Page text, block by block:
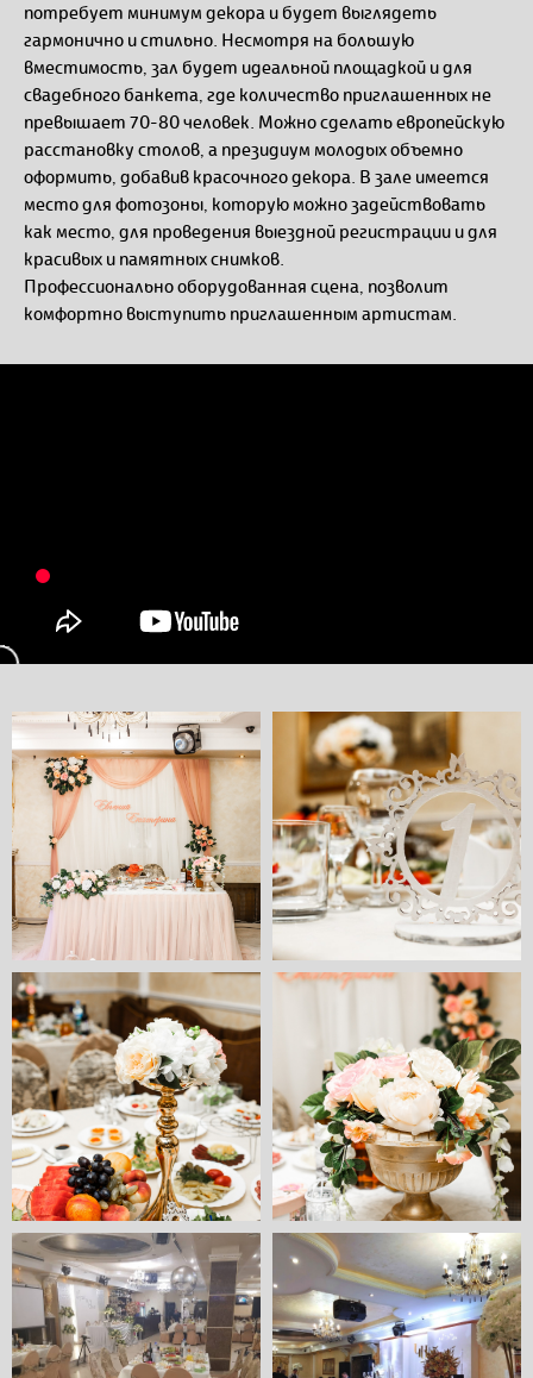
потребует минимум декора и будет выглядеть
гармонично и стильно. Несмотря на большую
вместимость, зал будет идеальной площадкой и для
свадебного банкета, где количество приглашенных не
превышает 70-80 человек. Можно сделать европейскую
расстановку столов, а президиум молодых объемно
оформить, добавив красочного декора. В зале имеется
место для фотозоны, которую можно задействовать
как место, для проведения выездной регистрации и для
красивых и памятных снимков.
Профессионально оборудованная сцена, позволит
комфортно выступить приглашенным артистам.